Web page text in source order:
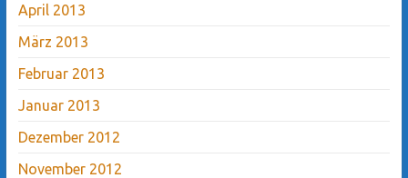
April 2013
März 2013
Februar 2013
Januar 2013
Dezember 2012
November 2012